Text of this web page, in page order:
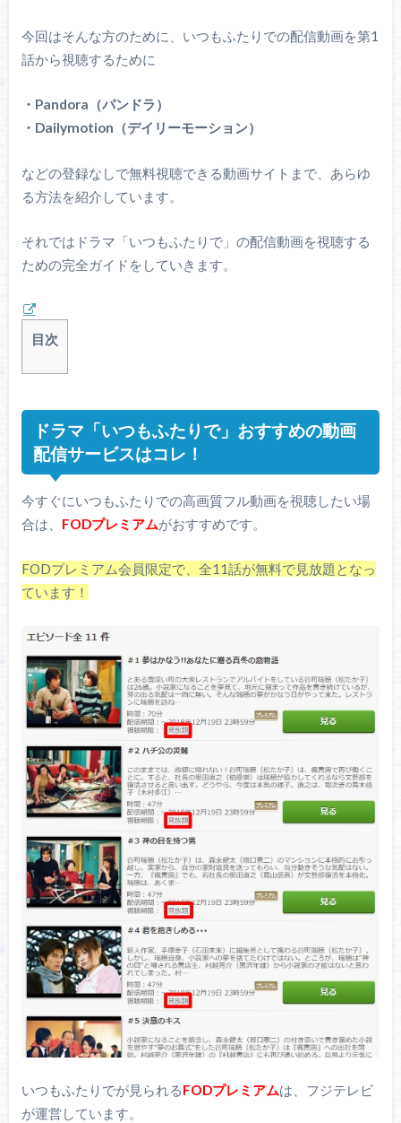
今回はそんな方のために、いつもふたりでの配信動画を第1
話から視聴するために
・Pandora（パンドラ）
・Dailymotion（デイリーモーション）
などの登録なしで無料視聴できる動画サイトまで、あらゆ
る方法を紹介しています。
それではドラマ「いつもふたりで」の配信動画を視聴する
ための完全ガイドをしていきます。
目次
ドラマ「いつもふたりで」おすすめの動画
配信サービスはコレ！
今すぐにいつもふたりでの高画質フル動画を視聴したい場
合は、 FODプレミアムがおすすめです。
FODプレミアム会員限定で、全11話が無料で見放題となっ
ています！
いつもふたりでが見られるFODプレミアムは、フジテレビ
が運営しています。